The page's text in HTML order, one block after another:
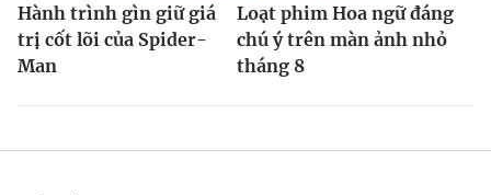
Hành trình gìn giữ giá
trị cốt lõi của Spider-
Man
Loạt phim Hoa ngữ đáng
chú ý trên màn ảnh nhỏ
tháng 8